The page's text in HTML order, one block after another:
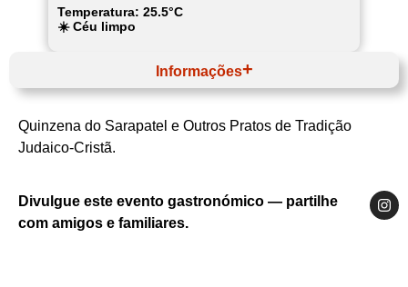
Quinzena do Sarapatel e Outros Pratos de Tradição
Judaico-Cristã.
Vide 2025
Divulgue este evento gastronómico — partilhe
com amigos e familiares.
Temperatura: 25.5°C
☀️ Céu limpo
Informações
Alentejo
Alto Alentejo